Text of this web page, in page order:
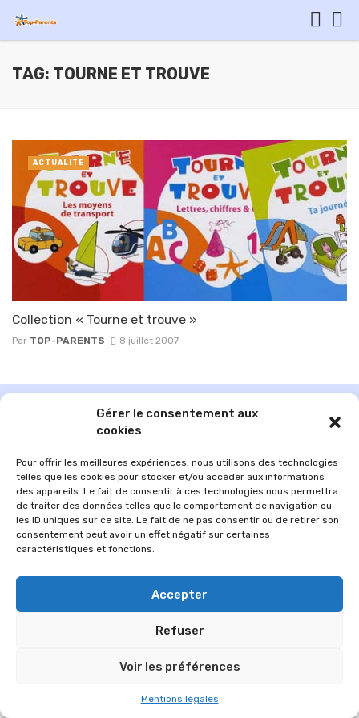
Gérer le consentement aux
cookies
Pour offrir les meilleures expériences, nous utilisons des technologies
telles que les cookies pour stocker et/ou accéder aux informations
des appareils. Le fait de consentir à ces technologies nous permettra
de traiter des données telles que le comportement de navigation ou
les ID uniques sur ce site. Le fait de ne pas consentir ou de retirer son
consentement peut avoir un effet négatif sur certaines
caractéristiques et fonctions.
Accepter
Refuser
Voir les préférences
Mentions légales
TAG: TOURNE ET TROUVE
Collection « Tourne et trouve »
Par TOP-PARENTS 8 juillet 2007
ACTUALITÉ